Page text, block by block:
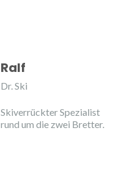
Ralf
Dr. Ski
Skiverrückter Spezialist
rund um die zwei Bretter.